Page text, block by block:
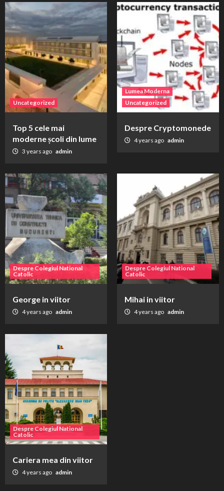
Uncategorized
Top 5 cele mai
moderne școli din lume
3 years ago admin
Lumea Moderna
Uncategorized
Despre Cryptomonede
4 years ago admin
Despre Colegiul National
Catolic
George in viitor
4 years ago admin
Despre Colegiul National
Catolic
Mihai in viitor
4 years ago admin
Despre Colegiul National
Catolic
Cariera mea din viitor
4 years ago admin